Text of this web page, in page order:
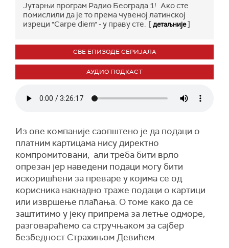
Јутарњи програм Радио Београда 1! Ако сте
помислили да је то према чувеној латинској
изреци "Carpe diem" - у праву сте. [детаљније]
СВЕ ЕПИЗОДЕ СЕРИЈАЛА
АУДИО ПОДКАСТ
Из ове компаније саопштено је да подаци о
платним картицама нису директно
компромитовани, али треба бити врло
опрезан јер наведени подаци могу бити
искоришћени за преваре у којима се од
корисника накнадно траже подаци о картици
или извршење плаћања. О томе како да се
заштитимо у јеку припрема за летње одморе,
разговараћемо са стручњаком за сајбер
безбедност Страхињом Девићем.